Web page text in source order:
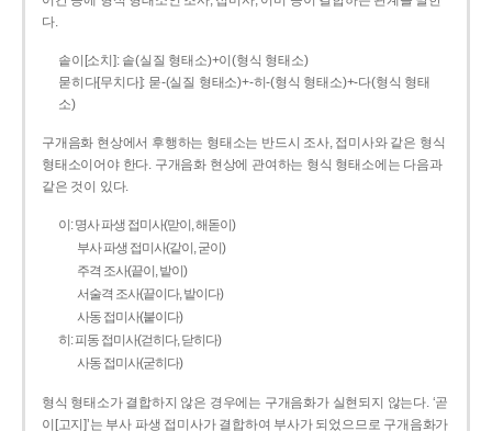
다.
솥이[소치]: 솥(실질 형태소)+이(형식 형태소)
묻히다[무치다]: 묻­-(실질 형태소)+­-히­-(형식 형태소)+-다(형식 형태
소)
구개음화 현상에서 후행하는 형태소는 반드시 조사, 접미사와 같은 형식
형태소이어야 한다. 구개음화 현상에 관여하는 형식 형태소에는 다음과
같은 것이 있다.
이: 명사 파생 접미사(맏이, 해돋이)
부사 파생 접미사(같이, 굳이)
주격 조사(끝이, 밭이)
서술격 조사(끝이다, 밭이다)
사동 접미사(붙이다)
히: 피동 접미사(걷히다, 닫히다)
사동 접미사(굳히다)
형식 형태소가 결합하지 않은 경우에는 구개음화가 실현되지 않는다. ‘곧
이[고지]’는 부사 파생 접미사가 결합하여 부사가 되었으므로 구개음화가